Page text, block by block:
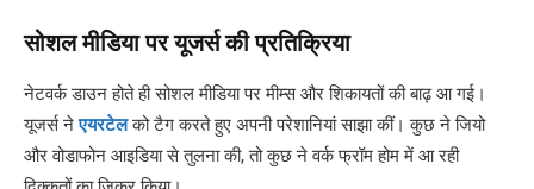
सोशल मीडिया पर यूजर्स की प्रतिक्रिया
नेटवर्क डाउन होते ही सोशल मीडिया पर मीम्स और शिकायतों की बाढ़ आ गई।
यूजर्स नेएयरटेलको टैग करते हुए अपनी परेशानियां साझा कीं। कुछ ने जियो
और वोडाफोन आइडिया से तुलना की, तो कुछ ने वर्क फ्रॉम होम में आ रही